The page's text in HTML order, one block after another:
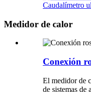
Caudalímetro
Medidor de calor
Conexión
El medidor de
de sistemas